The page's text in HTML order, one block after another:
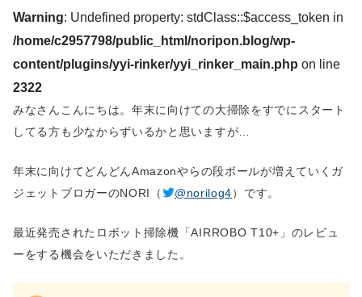
Warning: Undefined property: stdClass::$access_token in
/home/c2957798/public_html/noripon.blog/wp-
content/plugins/yyi-rinker/yyi_rinker_main.php on line
2322
みなさんこんにちは。年末に向けての大掃除をすでにスタート
してる方も少なからずいるかと思いますが…
年末に向けてどんどんAmazonやらの段ボールが増えていくガ
ジェットブロガーのNORI（
@norilog4）です。
最近発売されたロボット掃除機「AIRROBO T10+」のレビュ
ーをする機会をいただきました。